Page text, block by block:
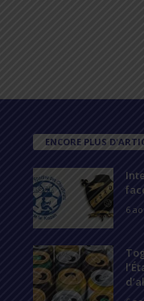
ENCORE PLUS
6